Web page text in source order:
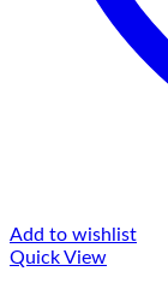
Add to wishlist
Quick View